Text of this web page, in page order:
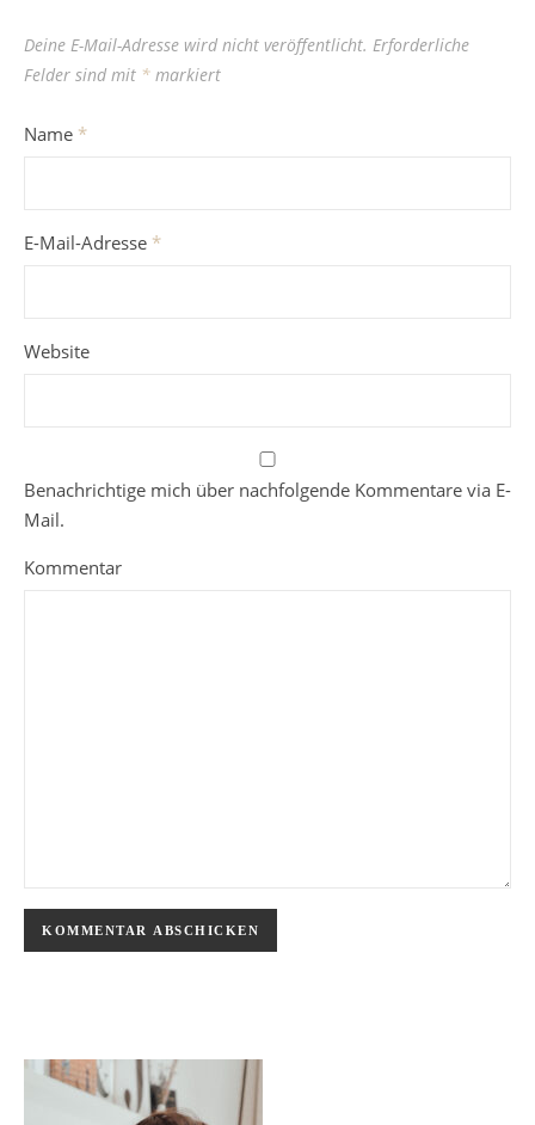
Deine E-Mail-Adresse wird nicht veröffentlicht. Erforderliche
Felder sind mit * markiert
Name *
E-Mail-Adresse *
Website
Benachrichtige mich über nachfolgende Kommentare via E-
Mail.
Kommentar